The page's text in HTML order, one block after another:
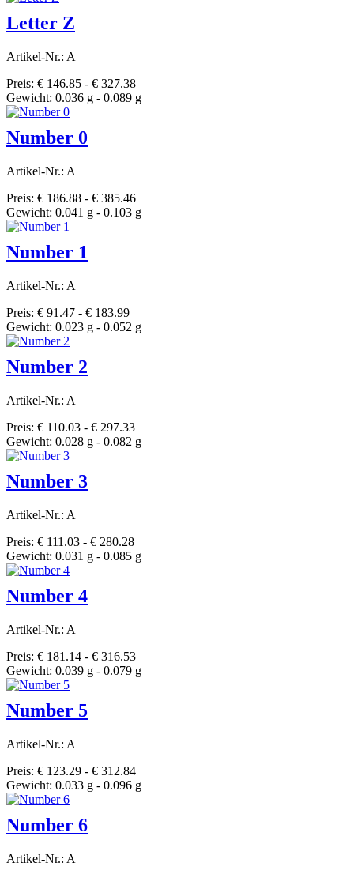
Letter Z
Artikel-Nr.: A
Preis: € 146.85 - € 327.38
Gewicht: 0.036 g - 0.089 g
Number 0
Artikel-Nr.: A
Preis: € 186.88 - € 385.46
Gewicht: 0.041 g - 0.103 g
Number 1
Artikel-Nr.: A
Preis: € 91.47 - € 183.99
Gewicht: 0.023 g - 0.052 g
Number 2
Artikel-Nr.: A
Preis: € 110.03 - € 297.33
Gewicht: 0.028 g - 0.082 g
Number 3
Artikel-Nr.: A
Preis: € 111.03 - € 280.28
Gewicht: 0.031 g - 0.085 g
Number 4
Artikel-Nr.: A
Preis: € 181.14 - € 316.53
Gewicht: 0.039 g - 0.079 g
Number 5
Artikel-Nr.: A
Preis: € 123.29 - € 312.84
Gewicht: 0.033 g - 0.096 g
Number 6
Artikel-Nr.: A